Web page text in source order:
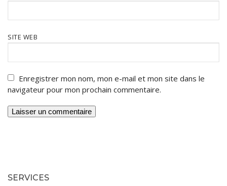
SITE WEB
Enregistrer mon nom, mon e-mail et mon site dans le
navigateur pour mon prochain commentaire.
SERVICES